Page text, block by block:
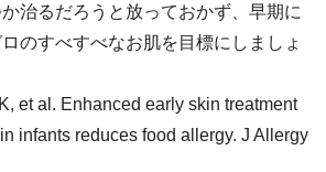
治るだろうと放っておかず、早期に
のすべすべなお肌を目標にしましょ
et al. Enhanced early skin treatment
infants reduces food allergy. J Allergy